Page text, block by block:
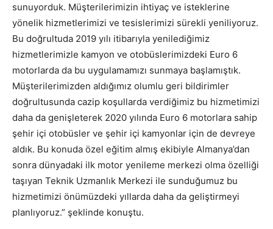
sunuyorduk. Müşterilerimizin ihtiyaç ve isteklerine
yönelik hizmetlerimizi ve tesislerimizi sürekli yeniliyoruz.
Bu doğrultuda 2019 yılı itibarıyla yenilediğimiz
hizmetlerimizle kamyon ve otobüslerimizdeki Euro 6
motorlarda da bu uygulamamızı sunmaya başlamıştık.
Müşterilerimizden aldığımız olumlu geri bildirimler
doğrultusunda cazip koşullarda verdiğimiz bu hizmetimizi
daha da genişleterek 2020 yılında Euro 6 motorlara sahip
şehir içi otobüsler ve şehir içi kamyonlar için de devreye
aldık. Bu konuda özel eğitim almış ekibiyle Almanya’dan
sonra dünyadaki ilk motor yenileme merkezi olma özelliği
taşıyan Teknik Uzmanlık Merkezi ile sunduğumuz bu
hizmetimizi önümüzdeki yıllarda daha da geliştirmeyi
planlıyoruz.” şeklinde konuştu.